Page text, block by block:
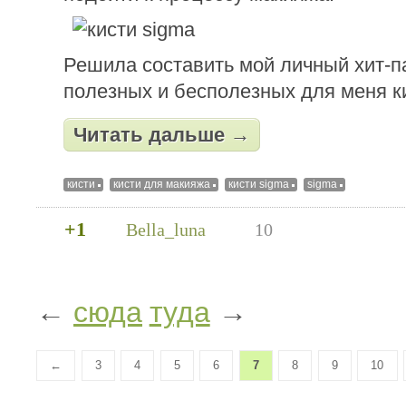
Решила составить мой личный хит-
полезных и бесполезных для меня
Читать дальше →
кисти кисти для макияжа кисти sigma sigma
+1 Bella_luna 10
← сюда туда→
← 3 4 5 6 7 8 9 10